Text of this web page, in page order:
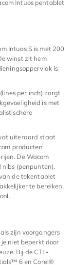
Intuos pentablet
Intuos S is met 200
winst zit hem
is
per inch) zorgt
is met
uiteraard staat
producten
De Wacom
(penpunten).
de tekentablet
te bereiken.
zijn voorgangers
niet beperkt door
Bij de CTL-
6 en Corel®